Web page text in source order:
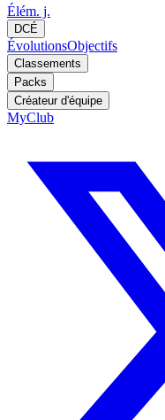
Élém. j.
DCÉ
ÉvolutionsObjectifs
Classements
Packs
Créateur d'équipe
MyClub